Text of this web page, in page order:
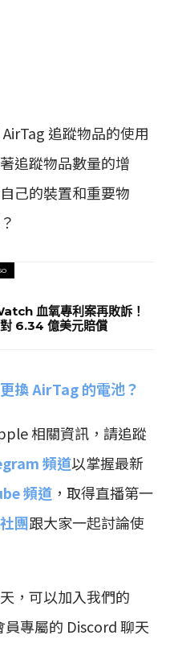
追蹤物品的使用
追蹤物品數量的增
己的裝置和重要物
血氧專利案再敗訴！
6.34 億美元賠償
更換 AirTag 的電池？
相關資訊，請追蹤
頻道以掌握最新
頻道 ，取得直播第一
團跟大家一起討論使
，可以加入我們的
員專屬的 Discord 聊天